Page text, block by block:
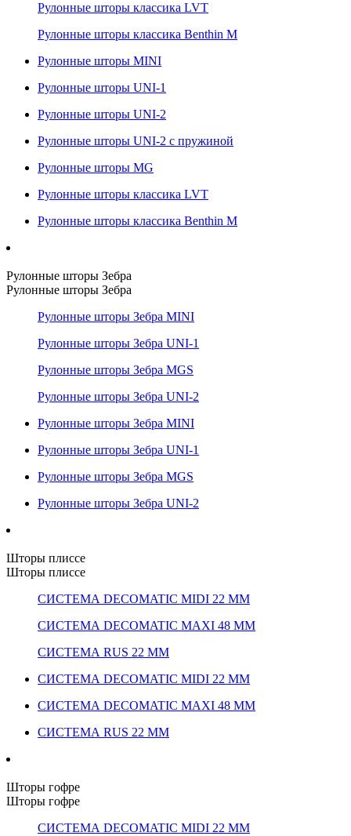
Рулонные шторы классика LVT
Рулонные шторы классика Benthin M
Рулонные шторы MINI
Рулонные шторы UNI-1
Рулонные шторы UNI-2
Рулонные шторы UNI-2 с пружиной
Рулонные шторы MG
Рулонные шторы классика LVT
Рулонные шторы классика Benthin M
Рулонные шторы Зебра
Рулонные шторы Зебра
Рулонные шторы Зебра MINI
Рулонные шторы Зебра UNI-1
Рулонные шторы Зебра MGS
Рулонные шторы Зебра UNI-2
Рулонные шторы Зебра MINI
Рулонные шторы Зебра UNI-1
Рулонные шторы Зебра MGS
Рулонные шторы Зебра UNI-2
Шторы плиссе
Шторы плиссе
СИСТЕМА DECOMATIC MIDI 22 ММ
СИСТЕМА DECOMATIC MAXI 48 ММ
СИСТЕМА RUS 22 ММ
СИСТЕМА DECOMATIC MIDI 22 ММ
СИСТЕМА DECOMATIC MAXI 48 ММ
СИСТЕМА RUS 22 ММ
Шторы гофре
Шторы гофре
СИСТЕМА DECOMATIC MIDI 22 ММ